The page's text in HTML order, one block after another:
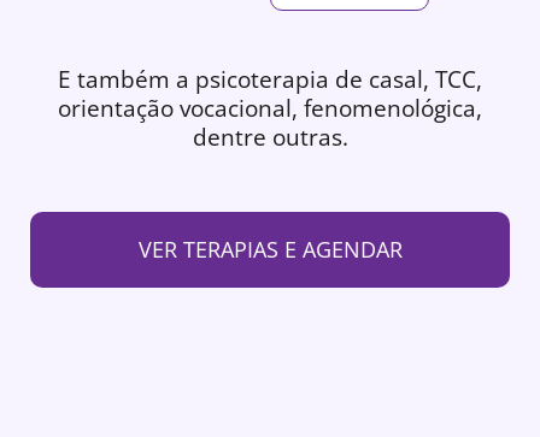
E também a psicoterapia de casal, TCC,
orientação vocacional, fenomenológica,
dentre outras.
VER TERAPIAS E AGENDAR